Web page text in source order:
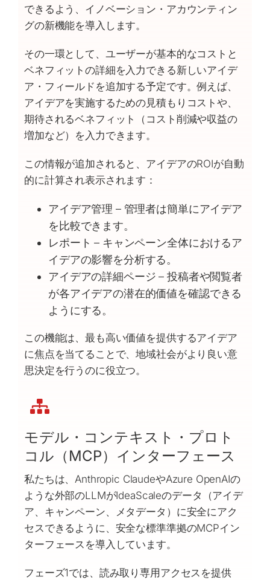
できるよう、イノベーション・アカウンティン
グの新機能を導入します。
その一環として、ユーザーが基本的なコストと
ベネフィットの詳細を入力できる新しいアイデ
ア・フィールドを追加する予定です。例えば、
アイデアを実施するための見積もりコストや、
期待されるベネフィット（コスト削減や収益の
増加など）を入力できます。
この情報が追加されると、アイデアのROIが自動
的に計算され表示されます：
アイデア管理 – 管理者は簡単にアイデア
を比較できます。
レポート – キャンペーン全体におけるア
イデアの影響を分析する。
アイデアの詳細ページ – 投稿者や閲覧者
が各アイデアの潜在的価値を確認できる
ようにする。
この機能は、最も高い価値を提供するアイデア
に焦点を当てることで、地域社会がより良い意
思決定を行うのに役立つ。
モデル・コンテキスト・プロト
コル（MCP）インターフェース
私たちは、Anthropic ClaudeやAzure OpenAIの
ような外部のLLMがIdeaScaleのデータ（アイデ
ア、キャンペーン、メタデータ）に安全にアク
セスできるように、安全な標準準拠のMCPイン
ターフェースを導入しています。
フェーズ1では、読み取り専用アクセスを提供